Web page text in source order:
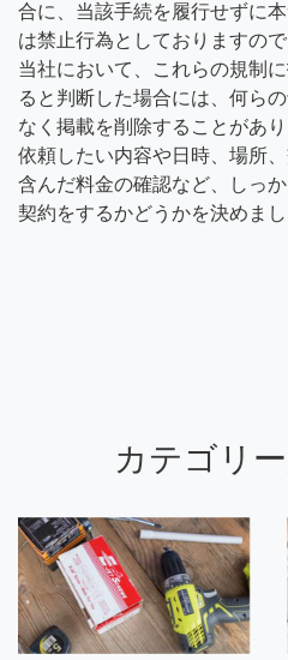
合に、当該手続を履行せずに
は禁止行為としておりますの
当社において、これらの規制
ると判断した場合には、何ら
なく掲載を削除することがあ
依頼したい内容や日時、場所
含んだ料金の確認など、しっ
契約をするかどうかを決めまし
カテゴリ